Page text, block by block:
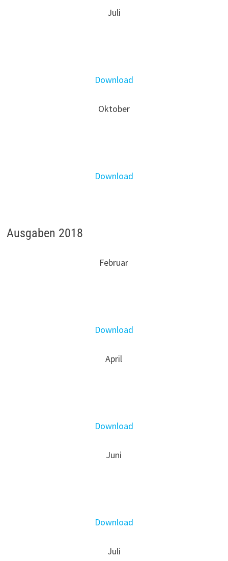
Juli
Download
Oktober
Download
Ausgaben 2018
Februar
Download
April
Download
Juni
Download
Juli